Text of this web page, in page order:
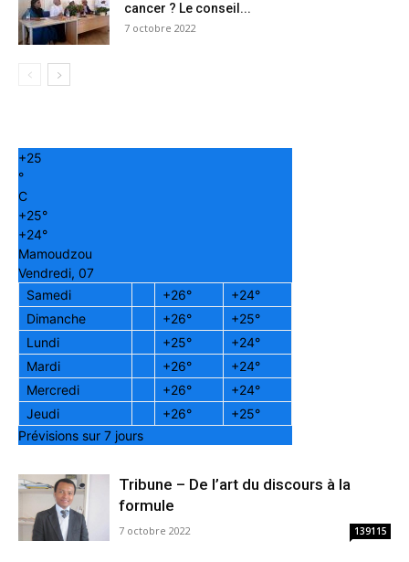
cancer ? Le conseil...
7 octobre 2022
+25
°
C
+25°
+24°
Mamoudzou
Vendredi, 07
Samedi
+26° +24°
Dimanche
+26° +25°
Lundi
+25° +24°
Mardi
+26° +24°
Mercredi
+26° +24°
Jeudi
+26° +25°
Prévisions sur 7 jours
Tribune – De l’art du discours à la
formule
7 octobre 2022 139115